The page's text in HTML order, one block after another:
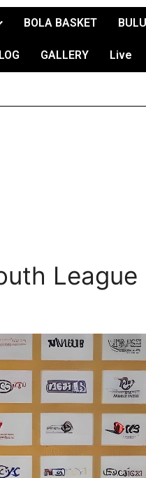
BOLA BASKET
GALLERY Live
League